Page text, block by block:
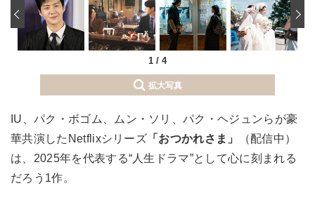
1 / 4
‹
拡大写真
IU、パク・ボゴム、ムン・ソリ、パク・ヘジュンらが豪
華共演したNetflixシリーズ 「おつかれさま」
（配信中）
は、2025年を代表する“人生ドラマ”として心に刻まれる
だろう1作。